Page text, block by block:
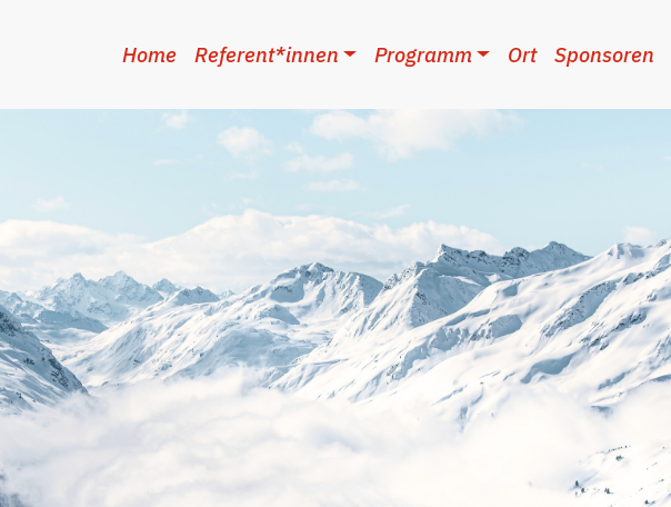
Home Referent*innen Programm Ort Sponsoren